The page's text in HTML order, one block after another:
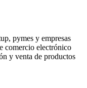
pymes y empresas
comercio electrónico
y venta de productos